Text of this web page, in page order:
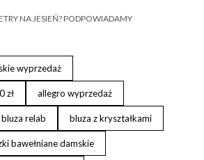
NA JESIEŃ? PODPOWIADAMY
wyprzedaż
zł allegro wyprzedaż
bluza relab bluza z kryształkami
bawełniane damskie